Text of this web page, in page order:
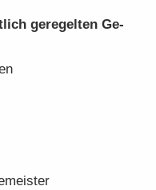
ge­re­gel­ten Ge­